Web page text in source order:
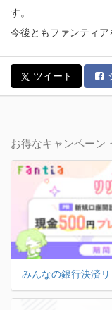
す。
今後ともファンティア
ツイート
お得なキャンペーン
みんなの銀行決済